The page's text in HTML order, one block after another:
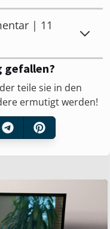
| 11
gefallen?
teile sie in den
ermutigt werden!